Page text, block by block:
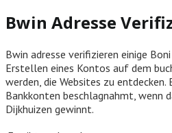
Bwin Adresse
Bwin adresse verifizieren einige
Erstellen eines Kontos auf dem
werden, die Websites zu entdecken.
Bankkonten beschlagnahmt, wenn
Dijkhuizen gewinnt.